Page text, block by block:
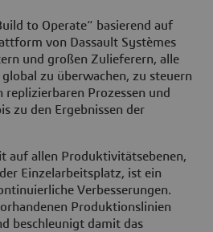
to Operate“ basierend auf
von Dassault Systèmes
und großen Zulieferern, alle
zu überwachen, zu steuern
replizierbaren Prozessen und
zu den Ergebnissen der
auf allen Produktivitätsebenen,
Einzelarbeitsplatz, ist ein
Verbesserungen.
Produktionslinien
beschleunigt damit das